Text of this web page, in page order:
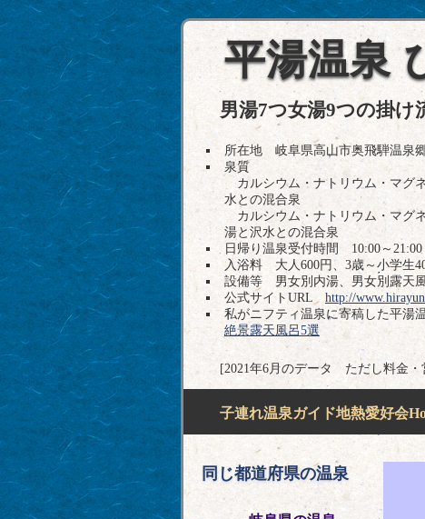
平湯温泉
男湯7つ女湯9つの掛け
所在地 岐阜県高山市奥飛騨温泉
泉質
カルシウム・ナトリウム・マグ
水との混合泉
カルシウム・ナトリウム・マグ
湯と沢水との混合泉
日帰り温泉受付時間 10:00～21:00
入浴料 大人600円、3歳～小学生
設備等 男女別内湯、男女別露天
公式サイトURL http://
私がニフティ温泉に寄稿した平
絶景露天風呂5選
[2021年6月のデータ ただし料金・
子連れ温泉ガイド地熱愛好会
同じ都道府県の温泉